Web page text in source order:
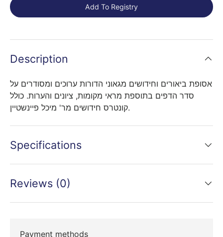
Add To Registry
Description
אסופת ביאורים וחידושים מגאוני הדורות ערוכים ומסודרים על
סדר הדפים בתוספת מראי מקומות, ציונים והערות. כולל
קונטרס חידושים מר' מיכל פיינשטיין.
Specifications
Reviews (0)
Payment methods